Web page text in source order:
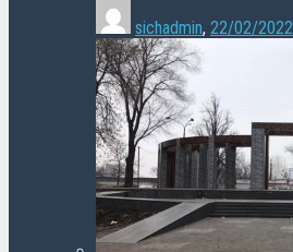
sichadmin, 22/02/2022